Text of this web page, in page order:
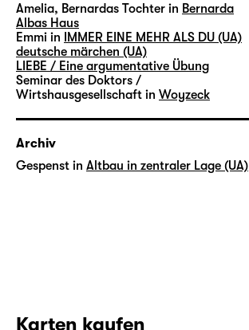
Amelia, Bernardas Tochter in Bernarda
Albas Haus
Emmi in
IMMER EINE MEHR ALS DU (UA)
deutsche märchen (UA)
LIEBE / Eine argumentative Übung
Seminar des Doktors /
Wirtshausgesellschaft in Woyzeck
Archiv
Gespenst in Altbau in zentraler Lage (UA)
Karten kaufen